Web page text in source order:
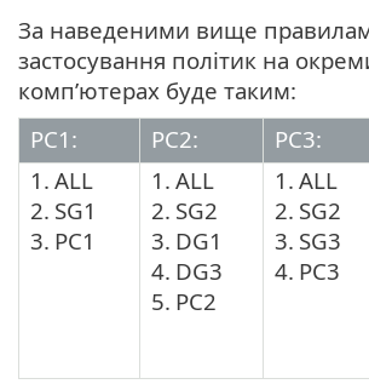
За наведеними вище
застосування політик на
комп’ютерах буде таким:
PC1:
PC2: PC3:
1. ALL
2. SG1
3. PC1
1. ALL
2. SG2
3. DG1
4. DG3
5. PC2
1. ALL
2. SG2
3. SG3
4. PC3